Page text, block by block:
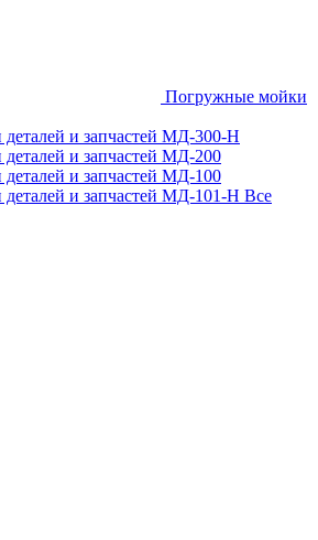
Погружные мойки
деталей и запчастей МД-300-H
деталей и запчастей МД-200
деталей и запчастей МД-100
деталей и запчастей МД-101-Н Все